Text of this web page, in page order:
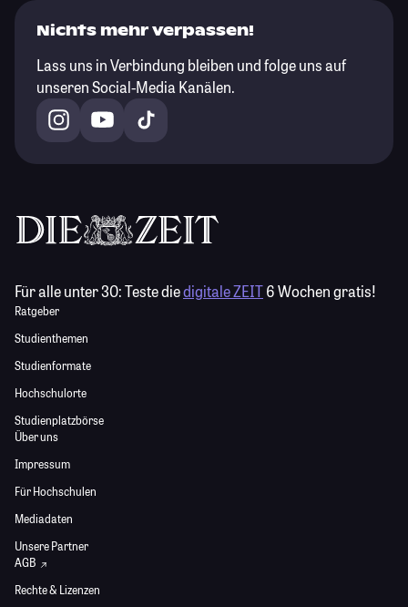
Nichts mehr verpassen!
Lass uns in Verbindung bleiben und folge uns auf
unseren Social-Media Kanälen.
Für alle unter 30:Teste diedigitale ZEIT6 Wochen gratis!
Ratgeber
Studienthemen
Studienformate
Hochschulorte
Studienplatzbörse
Über uns
Impressum
Für Hochschulen
Mediadaten
Unsere Partner
AGB
Rechte & Lizenzen